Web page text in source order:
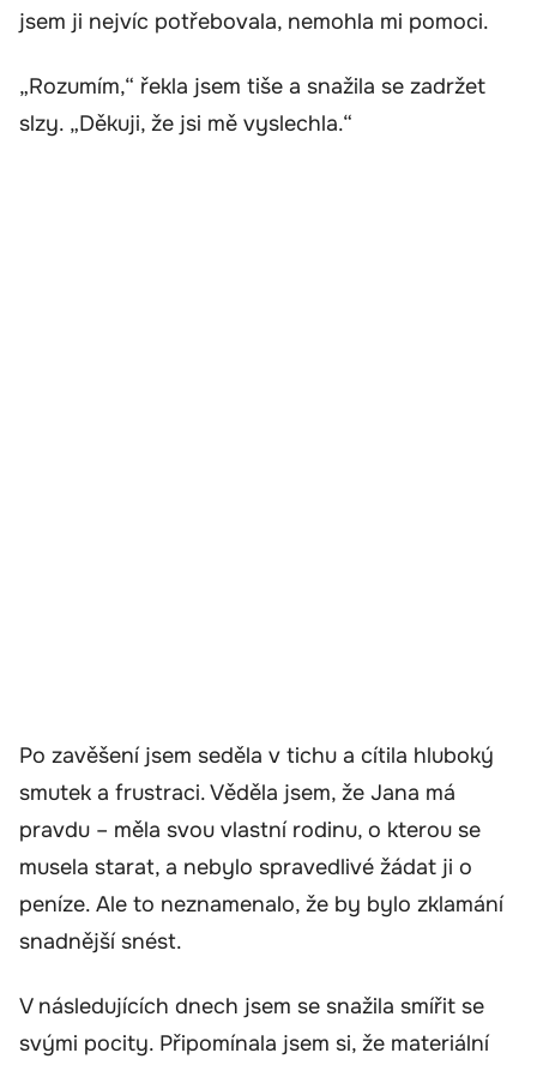
jsem ji nejvíc potřebovala, nemohla mi pomoci.
„Rozumím,“ řekla jsem tiše a snažila se zadržet
slzy. „Děkuji, že jsi mě vyslechla.“
Po zavěšení jsem seděla v tichu a cítila hluboký
smutek a frustraci. Věděla jsem, že Jana má
pravdu – měla svou vlastní rodinu, o kterou se
musela starat, a nebylo spravedlivé žádat ji o
peníze. Ale to neznamenalo, že by bylo zklamání
snadnější snést.
V následujících dnech jsem se snažila smířit se
svými pocity. Připomínala jsem si, že materiální